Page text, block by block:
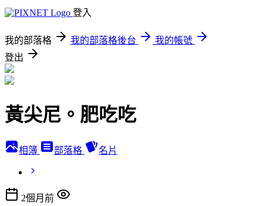
登入
我的部落格 我的部落格後台
我的帳號
登出
黃尖尼。肥吃吃
相簿 部落格 名片
2個月前